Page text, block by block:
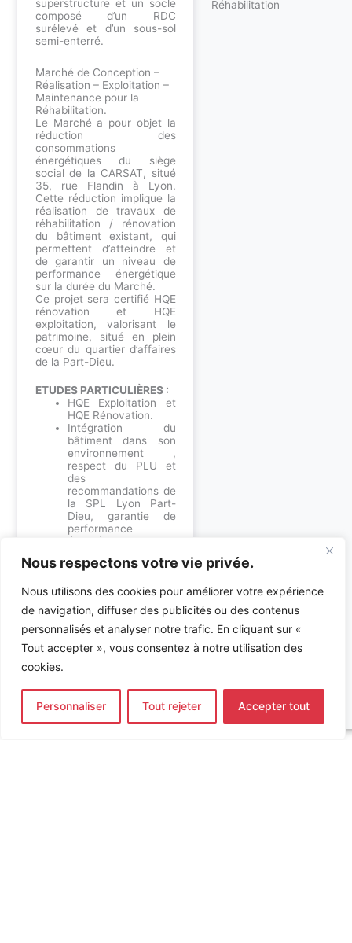
Nous respectons votre vie privée.
Nous utilisons des cookies pour améliorer votre expérience
de navigation, diffuser des publicités ou des contenus
personnalisés et analyser notre trafic. En cliquant sur «
Tout accepter », vous consentez à notre utilisation des
cookies.
Personnaliser Tout rejeter Accepter tout
Réhabilitation
superstructure et un socle
composé d’un RDC
surélevé et d’un sous-sol
semi-enterré.
Marché de Conception –
Réalisation – Exploitation –
Maintenance pour la
Réhabilitation.
Le Marché a pour objet la
réduction des
consommations
énergétiques du siège
social de la CARSAT, situé
35, rue Flandin à Lyon.
Cette réduction implique la
réalisation de travaux de
réhabilitation / rénovation
du bâtiment existant, qui
permettent d’atteindre et
de garantir un niveau de
performance énergétique
sur la durée du Marché.
Ce projet sera certifié HQE
rénovation et HQE
exploitation, valorisant le
patrimoine, situé en plein
cœur du quartier d’affaires
de la Part-Dieu.
ETUDES PARTICULIÈRES :
HQE Exploitation et
HQE Rénovation.
Intégration du
bâtiment dans son
environnement ,
respect du PLU et
des
recommandations de
la SPL Lyon Part-
Dieu, garantie de
performance
énergétique de
du budget
d’exploitation.
Découvrez nos expertises
:
Bureau d’études
d’études fluides